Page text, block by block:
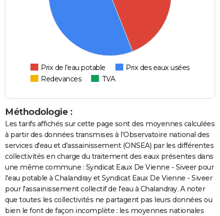
Prix de l'eau potable
Prix des eaux usées
Redevances
TVA
Méthodologie :
Les tarifs affichés sur cette page sont des moyennes calculées
à partir des données transmises à l'Observatoire national des
services d'eau et d'assainissement (ONSEA) par les différentes
collectivités en charge du traitement des eaux présentes dans
une même commune : Syndicat Eaux De Vienne - Siveer pour
l'eau potable à Chalandray et Syndicat Eaux De Vienne - Siveer
pour l'assainissement collectif de l'eau à Chalandray. A noter
que toutes les collectivités ne partagent pas leurs données ou
bien le font de façon incomplète : les moyennes nationales